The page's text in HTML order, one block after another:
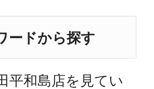
ードから探す
平和島店を見てい